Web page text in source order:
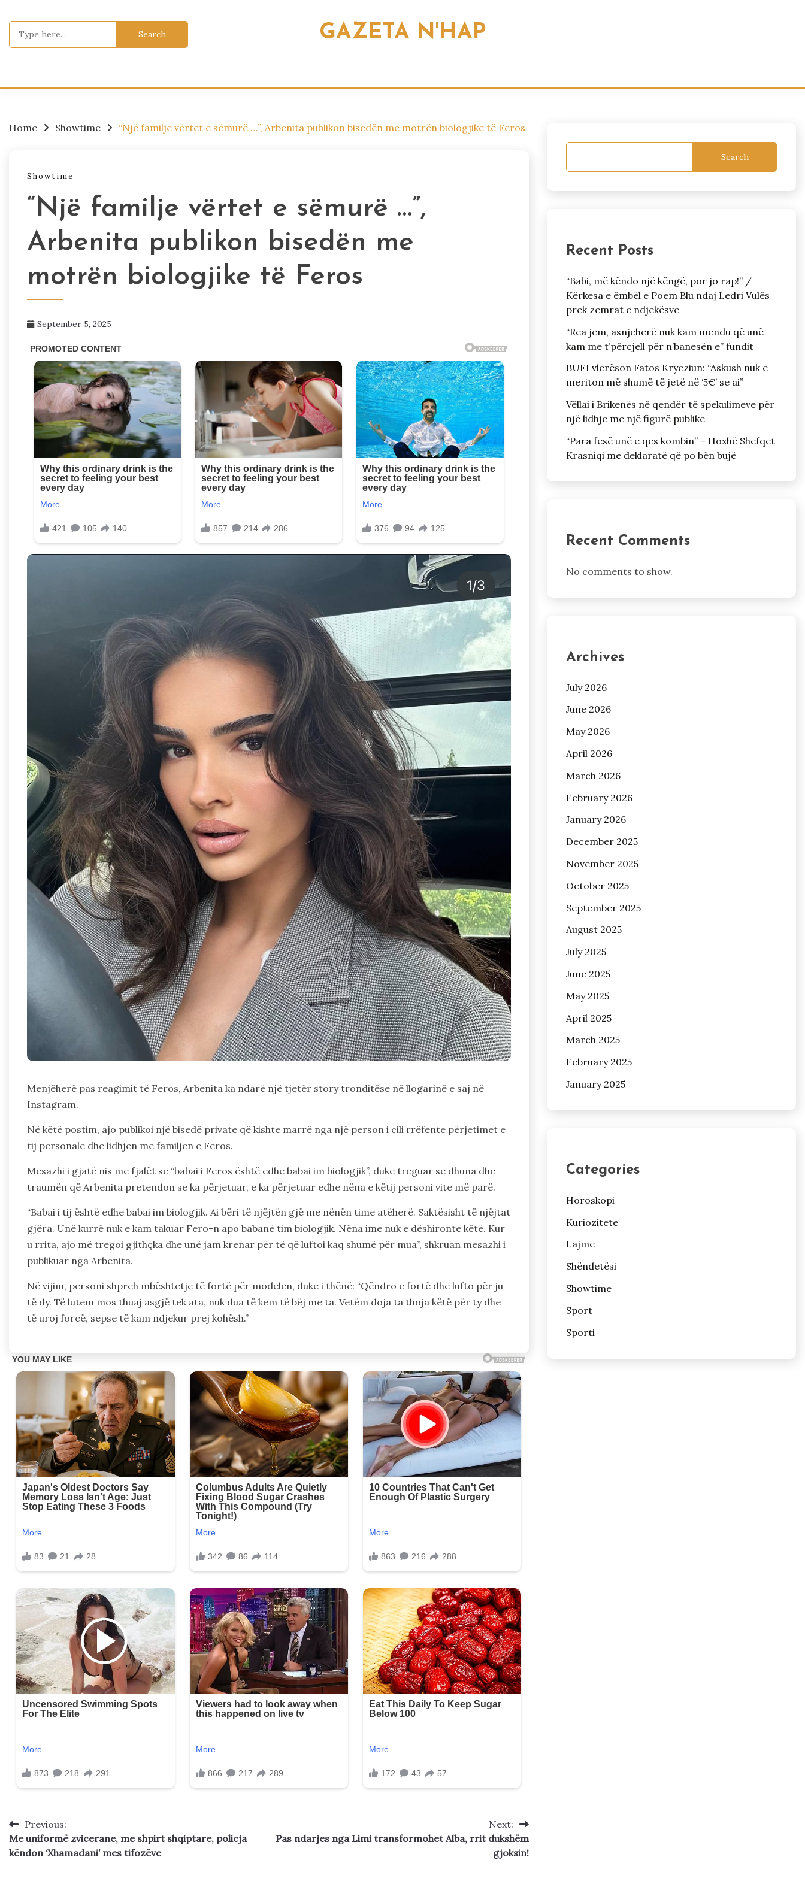
to
content
GAZETA N'HAP
Home Showtime “Një familje vërtet e sëmurë …”, Arbenita publikon bisedën me motrën biologjike të Feros
Showtime
“Një familje vërtet e sëmurë …”,
Arbenita publikon bisedën me
motrën biologjike të Feros
September 5, 2025
Menjëherë pas reagimit të Feros, Arbenita ka ndarë një tjetër story tronditëse në llogarinë e saj në
Instagram.
Në këtë postim, ajo publikoi një bisedë private që kishte marrë nga një person i cili rrëfente përjetimet e
tij personale dhe lidhjen me familjen e Feros.
Mesazhi i gjatë nis me fjalët se “babai i Feros është edhe babai im biologjik”, duke treguar se dhuna dhe
traumën që Arbenita pretendon se ka përjetuar, e ka përjetuar edhe nëna e këtij personi vite më parë.
“Babai i tij është edhe babai im biologjik. Ai bëri të njëjtën gjë me nënën time atëherë. Saktësisht të njëjtat
gjëra. Unë kurrë nuk e kam takuar Fero-n apo babanë tim biologjik. Nëna ime nuk e dëshironte këtë. Kur
u rrita, ajo më tregoi gjithçka dhe unë jam krenar për të që luftoi kaq shumë për mua”, shkruan mesazhi i
publikuar nga Arbenita.
Në vijim, personi shpreh mbështetje të fortë për modelen, duke i thënë: “Qëndro e fortë dhe lufto për ju
të dy. Të lutem mos thuaj asgjë tek ata, nuk dua të kem të bëj me ta. Vetëm doja ta thoja këtë për ty dhe
të uroj forcë, sepse të kam ndjekur prej kohësh.”
Post
navigation
Previous:
Me uniformë zvicerane, me shpirt shqiptare, policja
këndon ‘Xhamadani’ mes tifozëve
Next:
Pas ndarjes nga Limi transformohet Alba, rrit dukshëm
gjoksin!
Search
Recent Posts
“Babi, më këndo një këngë, por jo rap!” /
Kërkesa e ëmbël e Poem Blu ndaj Ledri Vulës
prek zemrat e ndjekësve
“Rea jem, asnjeherë nuk kam mendu që unë
kam me t’përcjell për n’banesën e” fundit
BUFI vlerëson Fatos Kryeziun: “Askush nuk e
meriton më shumë të jetë në ‘5€’ se ai”
Vëllai i Brikenës në qendër të spekulimeve për
një lidhje me një figurë publike
“Para fesë unë e qes kombin” – Hoxhë Shefqet
Krasniqi me deklaratë që po bën bujë
Recent Comments
No comments to show.
Archives
July 2026
June 2026
May 2026
April 2026
March 2026
February 2026
January 2026
December 2025
November 2025
October 2025
September 2025
August 2025
July 2025
June 2025
May 2025
April 2025
March 2025
February 2025
January 2025
Categories
Horoskopi
Kuriozitete
Lajme
Shëndetësi
Showtime
Sport
Sporti